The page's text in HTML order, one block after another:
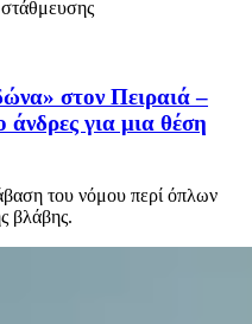
στον Πειραιά –
άνδρες για μια θέση
του νόμου περί όπλων
βλάβης.